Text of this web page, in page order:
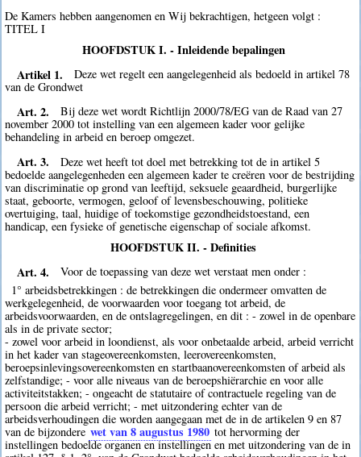
De Kamers hebben aangenomen en Wij bekrachtigen, hetgeen volgt :
TITEL I
HOOFDSTUK I. - Inleidende bepalingen
Artikel 1.
Deze wet regelt een aangelegenheid als bedoeld in artikel 78
van de Grondwet
Art. 2.
Bij deze wet wordt Richtlijn 2000/78/EG van de Raad van 27
november 2000 tot instelling van een algemeen kader voor gelijke
behandeling in arbeid en beroep omgezet.
Art. 3.
Deze wet heeft tot doel met betrekking tot de in artikel 5
bedoelde aangelegenheden een algemeen kader te creëren voor de bestrijding
van discriminatie op grond van leeftijd, seksuele geaardheid, burgerlijke
staat, geboorte, vermogen, geloof of levensbeschouwing, politieke
overtuiging, taal, huidige of toekomstige gezondheidstoestand, een
handicap, een fysieke of genetische eigenschap of sociale afkomst.
HOOFDSTUK II. - Definities
Art. 4.
Voor de toepassing van deze wet verstaat men onder :
1° arbeidsbetrekkingen : de betrekkingen die ondermeer omvatten de
werkgelegenheid, de voorwaarden voor toegang tot arbeid, de
arbeidsvoorwaarden, en de ontslagregelingen, en dit : - zowel in de openbare
als in de private sector;
- zowel voor arbeid in loondienst, als voor onbetaalde arbeid, arbeid verricht
in het kader van stageovereenkomsten, leerovereenkomsten,
beroepsinlevingsovereenkomsten en startbaanovereenkomsten of arbeid als
zelfstandige; - voor alle niveaus van de beroepshiërarchie en voor alle
activiteitstakken; - ongeacht de statutaire of contractuele regeling van de
persoon die arbeid verricht; - met uitzondering echter van de
arbeidsverhoudingen die worden aangegaan met de in de artikelen 9 en 87
van de bijzondere wet van 8 augustus 1980 tot hervorming der
instellingen bedoelde organen en instellingen en met uitzondering van de in